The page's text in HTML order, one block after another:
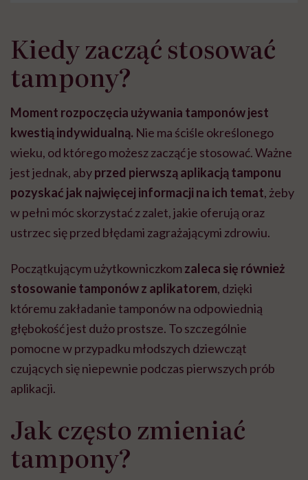
Kiedy zacząć stosować
tampony?
Moment rozpoczęcia używania tamponów jest
kwestią indywidualną. Nie ma ściśle określonego
wieku, od którego możesz zacząć je stosować. Ważne
jest jednak, abyprzed pierwszą aplikacją tamponu
pozyskać jak najwięcej informacji na ich temat, żeby
w pełni móc skorzystać z zalet, jakie oferują oraz
ustrzec się przed błędami zagrażającymi zdrowiu.
Początkującym użytkowniczkomzaleca się również
stosowanie tamponów z aplikatorem, dzięki
któremu zakładanie tamponów na odpowiednią
głębokość jest dużo prostsze. To szczególnie
pomocne w przypadku młodszych dziewcząt
czujących się niepewnie podczas pierwszych prób
aplikacji.
Jak często zmieniać
tampony?